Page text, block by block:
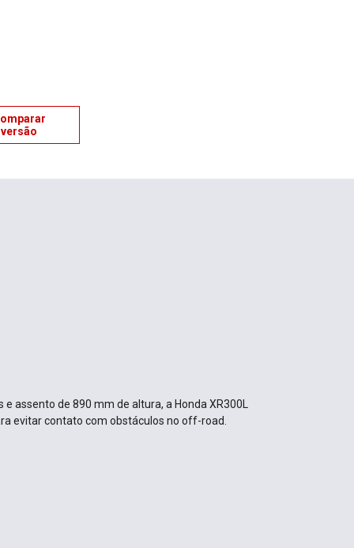
versão
assento de 890 mm de altura, a Honda XR300L
evitar contato com obstáculos no off-road.